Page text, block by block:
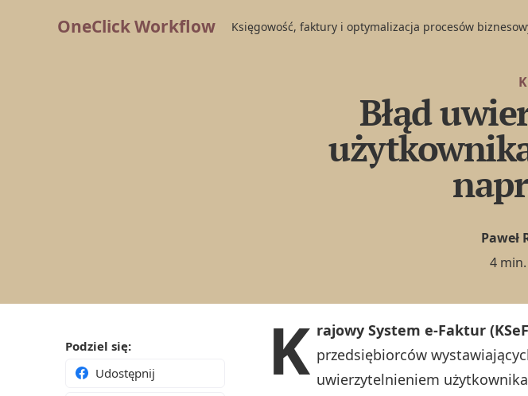
OneClick Workflow Księgowość, faktury i optymalizacja procesów
Błąd
Paweł
4
Podziel się:
Udostępnij
K rajowy System e-Faktur
przedsiębiorców
uwierzytelnieniem